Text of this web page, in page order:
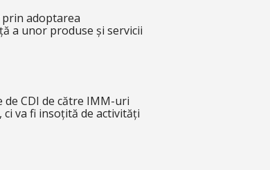
prin adoptarea
a unor produse și servicii
CDI de către IMM-uri
va fi insoțită de activități